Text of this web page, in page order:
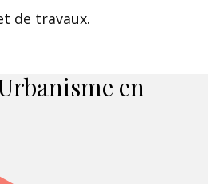
de travaux.
en